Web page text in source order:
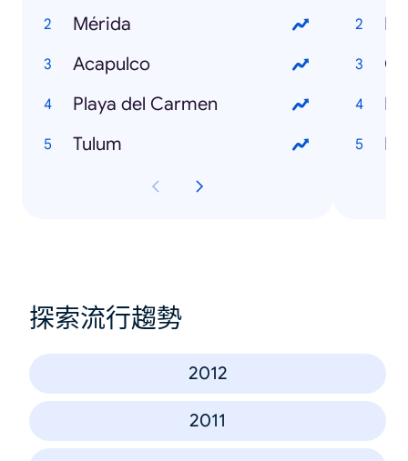
Mérida
Acapulco
Playa del Carmen
Tulum
探索流行趨勢
2012
2011